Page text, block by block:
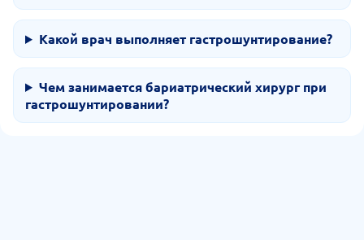
Какой врач выполняет гастрошунтирование?
Чем занимается бариатрический хирург при
гастрошунтировании?